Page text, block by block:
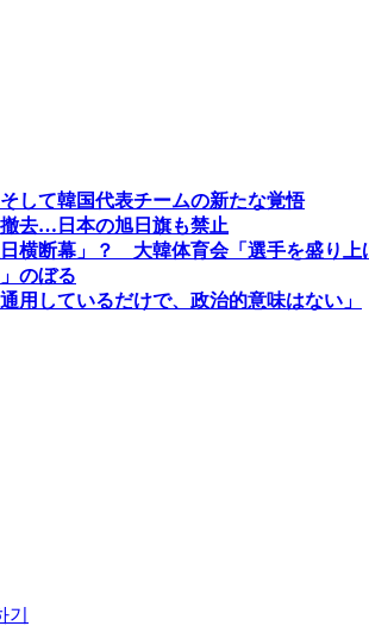
して韓国代表チームの新たな覚悟
去…日本の旭日旗も禁止
横断幕」？ 大韓体育会「選手を盛り上
のぼる
用しているだけで、政治的意味はない」
기